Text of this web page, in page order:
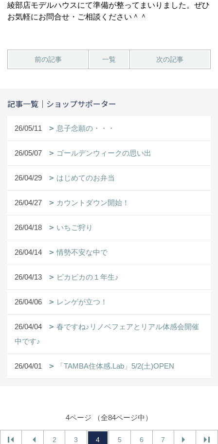
綾部店モデルハウスにて準備が整ってまいりました。ぜひ
お気軽にお問合せ・ご相談ください＾＾
前の記事 一覧 次の記事
記事一覧｜ショップサポーター
26/05/11 息子念願の・・・
26/05/07 ゴールデンウィークの思い出
26/04/29 はじめてのお弁当
26/04/27 カウントダウン開始！
26/04/18 いちご狩り
26/04/14 情勢不安な中で
26/04/13 ピカピカの１年生♪
26/04/06 レンゲが立つ！
26/04/04
春ですね♪リノベフェアとリアル体感会開催
中です♪
26/04/01 「TAMBA住体感.Lab」5/2(土)OPEN
4ページ （全84ページ中）
2 3 4 5 6 7